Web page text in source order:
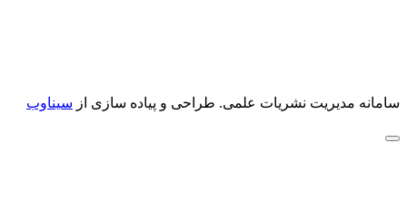
سامانه مدیریت نشریات علمی. طراحی و پیاده سازی از سیناوب